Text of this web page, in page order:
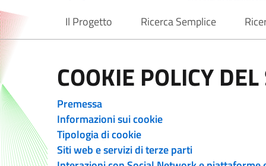
Normattiva
Il Progetto
current Ricerca Semplice
COOKIE POLICY
Premessa
Informazioni sui cookie
Tipologia di cookie
Siti web e servizi di terze parti